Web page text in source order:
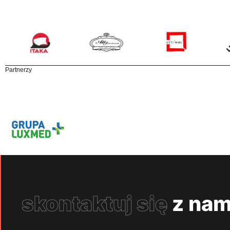
Partnerzy
skontaktuj się z